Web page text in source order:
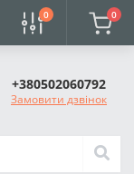
0 0
+380502060792
Замовити дзвінок